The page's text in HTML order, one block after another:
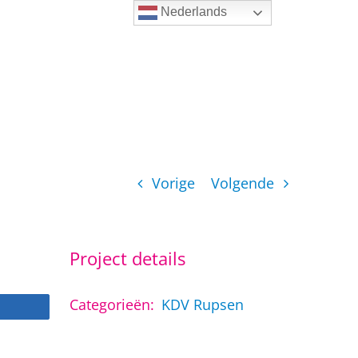
Vorige Volgende
Project details
Categorieën: KDV Rupsen
Nederlands